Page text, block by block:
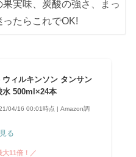
果実味、炭酸の強さ、まっ
たらこれでOK!
ウィルキンソン タンサン
水 500ml×24本
04/16 00:01時点 | Amazon調
る
大11倍！／